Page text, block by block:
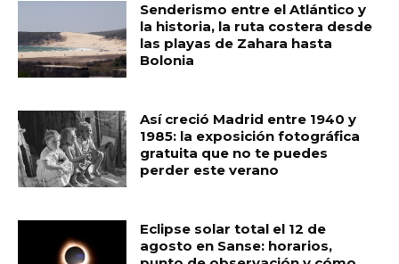
Senderismo entre el Atlántico y
la historia, la ruta costera desde
las playas de Zahara hasta
Bolonia
Así creció Madrid entre 1940 y
1985: la exposición fotográfica
gratuita que no te puedes
perder este verano
Eclipse solar total el 12 de
agosto en Sanse: horarios,